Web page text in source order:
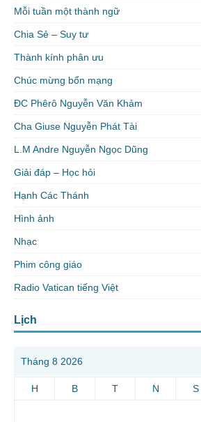
Mỗi tuần một thành ngữ
Chia Sẻ – Suy tư
Thành kính phân ưu
Chúc mừng bổn mạng
ĐC Phêrô Nguyễn Văn Khảm
Cha Giuse Nguyễn Phát Tài
L.M Andre Nguyễn Ngọc Dũng
Giải đáp – Học hỏi
Hạnh Các Thánh
Hình ảnh
Nhạc
Phim công giáo
Radio Vatican tiếng Việt
Lịch
Tháng 8 2026
H B T N S